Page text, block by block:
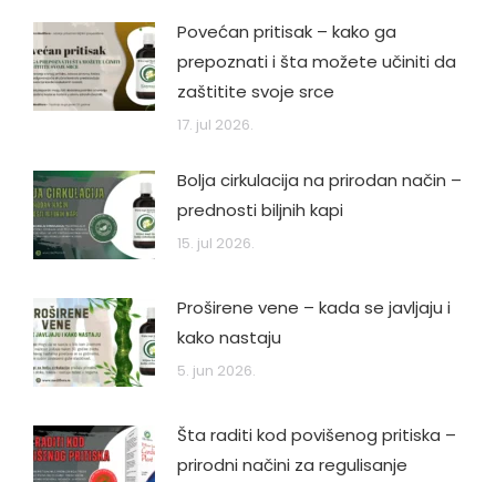
Povećan pritisak – kako ga
prepoznati i šta možete učiniti da
zaštitite svoje srce
17. jul 2026.
Bolja cirkulacija na prirodan način –
prednosti biljnih kapi
15. jul 2026.
Proširene vene – kada se javljaju i
kako nastaju
5. jun 2026.
Šta raditi kod povišenog pritiska –
prirodni načini za regulisanje